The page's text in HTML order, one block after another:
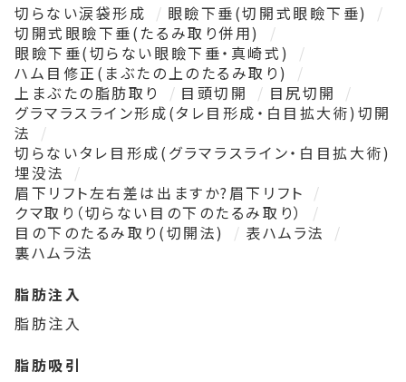
切らない涙袋形成
眼瞼下垂(切開式眼瞼下垂)
切開式眼瞼下垂(たるみ取り併用)
眼瞼下垂(切らない眼瞼下垂・真崎式)
ハム目修正(まぶたの上のたるみ取り)
上まぶたの脂肪取り
目頭切開
目尻切開
グラマラスライン形成(タレ目形成・白目拡大術)切開
法
切らないタレ目形成(グラマラスライン・白目拡大術)
埋没法
眉下リフト左右差は出ますか?眉下リフト
クマ取り（切らない目の下のたるみ取り）
目の下のたるみ取り(切開法)
表ハムラ法
裏ハムラ法
脂肪注入
脂肪注入
脂肪吸引